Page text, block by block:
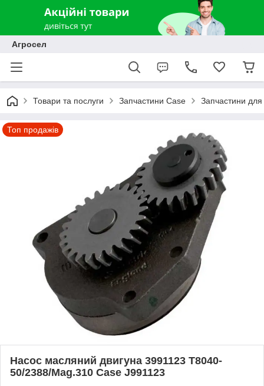
Агросел
Товари та послуги Запчастини Case Запчастини для
Топ продажів
Насос масляний двигуна 3991123 T8040-
50/2388/Mag.310 Case J991123